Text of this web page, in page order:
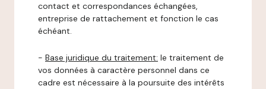
contact et correspondances échangées,
entreprise de rattachement et fonction le cas
échéant.
- Base juridique du traitement: le traitement de
vos données à caractère personnel dans ce
cadre est nécessaire à la poursuite des intérêts